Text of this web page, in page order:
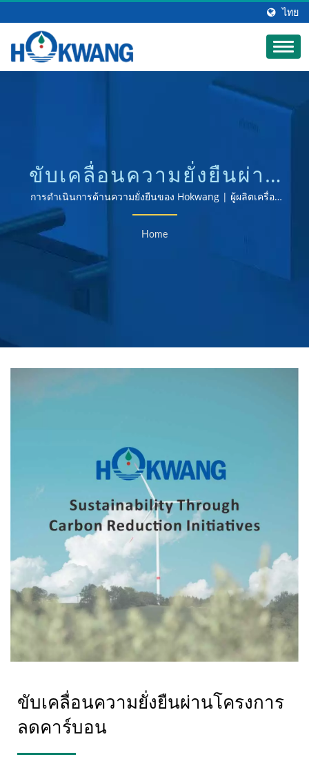
ไทย
ขับเคลื่อนความยั่งยืนผ่าน
โครงการลดคาร์บอน | ผู้
ผลิตฝาร้อนแบบควบคุม
ระยะไกล | HOKWANG
การดำเนินการด้านความยั่งยืนของ Hokwang | ผู้ผลิตเครื่อง
เป่ามือและเครื่องจ่ายสบู่ที่ได้รับการรับรอง ISO 9001 & 14001
Home
ขับเคลื่อนความยั่งยืนผ่านโครงการ
ลดคาร์บอน